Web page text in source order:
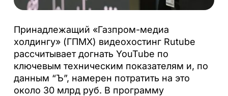
Принадлежащий «Газпром-медиа
холдингу» (ГПМХ) видеохостинг Rutube
рассчитывает догнать YouTube по
ключевым техническим показателям и, по
данным “Ъ”, намерен потратить на это
около 30 млрд руб. В программу